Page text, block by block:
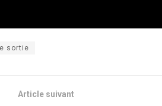
sortie
Article suivant